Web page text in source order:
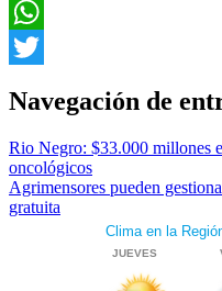
Facebook
WhatsApp
Navegación de
Rio Negro: $33.000 millones
oncológicos
Agrimensores pueden
gratuita